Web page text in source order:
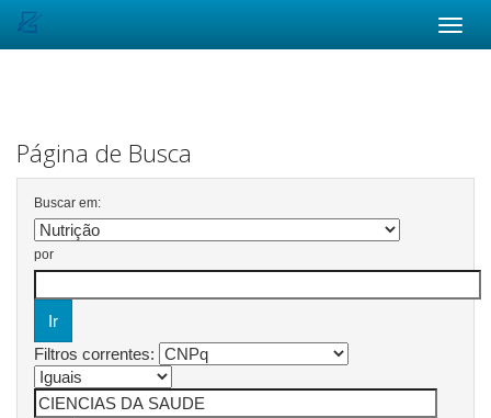
Página de Busca
Buscar em:
por
Filtros correntes: